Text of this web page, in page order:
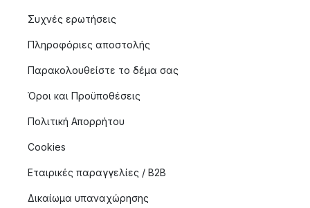
Συχνές ερωτήσεις
Πληροφόριες αποστολής
Παρακολουθείστε το δέμα σας
Όροι και Προϋποθέσεις
Πολιτική Απορρήτου
Cookies
Εταιρικές παραγγελίες / B2B
Δικαίωμα υπαναχώρησης